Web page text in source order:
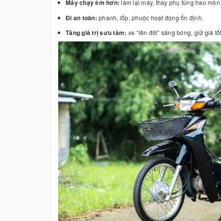
Máy chạy êm hơn: làm lại máy, thay phụ tùng hao mòn.
Đi an toàn: phanh, lốp, phuộc hoạt động ổn định.
Tăng giá trị sưu tầm: xe “lên đời” sáng bóng, giữ giá